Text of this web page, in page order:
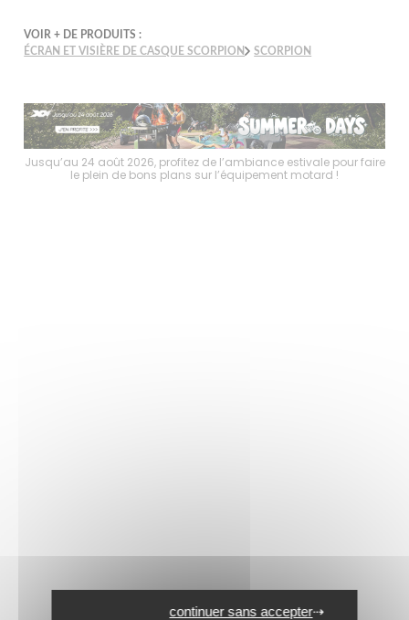
VOIR + DE PRODUITS :
ÉCRAN ET VISIÈRE DE CASQUE SCORPION
SCORPION
Jusqu’au 24 août 2026, profitez de l’ambiance estivale pour faire
le plein de bons plans sur l’équipement motard !
continuer sans accepter